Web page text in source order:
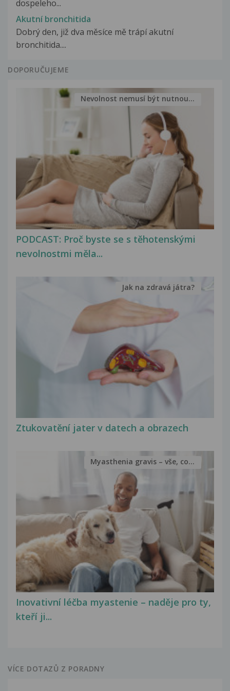
dospeleho...
Akutní bronchitida
Dobrý den, již dva měsíce mě trápí akutní
bronchitida....
DOPORUČUJEME
PODCAST: Proč byste se s těhotenskými
nevolnostmi měla...
Nevolnost nemusí být nutnou...
Ztukovatění jater v datech a obrazech
Jak na zdravá játra?
Inovativní léčba myastenie – naděje pro ty,
kteří ji...
Myasthenia gravis – vše, co...
VÍCE DOTAZŮ Z PORADNY